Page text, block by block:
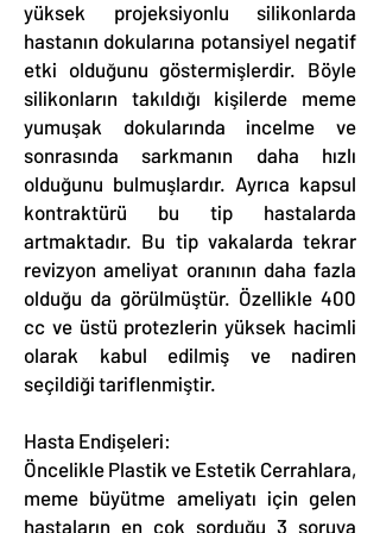
yüksek projeksiyonlu silikonlarda
hastanın dokularına potansiyel negatif
etki olduğunu göstermişlerdir. Böyle
silikonların takıldığı kişilerde meme
yumuşak dokularında incelme ve
sonrasında sarkmanın daha hızlı
olduğunu bulmuşlardır. Ayrıca kapsul
kontraktürü bu tip hastalarda
artmaktadır. Bu tip vakalarda tekrar
revizyon ameliyat oranının daha fazla
olduğu da görülmüştür. Özellikle 400
cc ve üstü protezlerin yüksek hacimli
olarak kabul edilmiş ve nadiren
seçildiği tariflenmiştir.
Hasta Endişeleri:
Öncelikle Plastik ve Estetik Cerrahlara,
meme büyütme ameliyatı için gelen
hastaların en çok sorduğu 3 soruya